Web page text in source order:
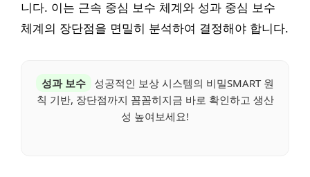
니다. 이는 근속 중심 보수 체계와 성과 중심 보수
체계의 장단점을 면밀히 분석하여 결정해야 합니다.
성과 보수
성공적인 보상 시스템의 비밀SMART 원
칙 기반, 장단점까지 꼼꼼히지금 바로 확인하고 생산
성 높여보세요!